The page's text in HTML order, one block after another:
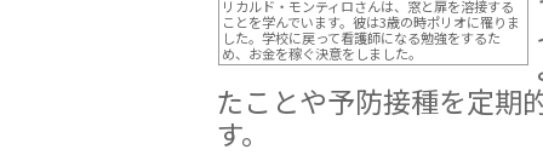
リカルド・モンティロさんは、窓と扉を溶接する
ことを学んでいます。彼は3歳の時ポリオに罹りま
した。学校に戻って看護師になる勉強をするた
め、お金を稼ぐ決意をしました。
たことや予防接種を定期
す。